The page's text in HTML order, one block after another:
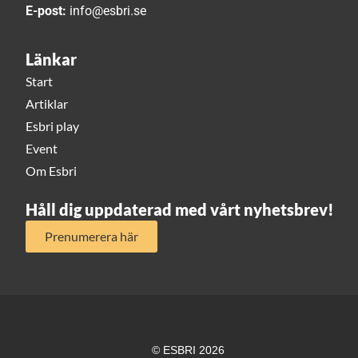
E-post: info@esbri.se
Länkar
Start
Artiklar
Esbri play
Event
Om Esbri
Håll dig uppdaterad med vårt nyhetsbrev!
Prenumerera här
© ESBRI 2026